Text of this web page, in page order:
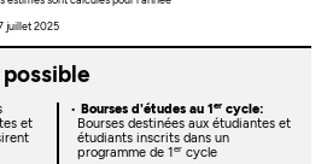
juillet 2025
et
Bourses d'études au 1ercycle:
Bourses destinées aux étudiantes et
étudiants inscrits dans un
programme de 1ercycle